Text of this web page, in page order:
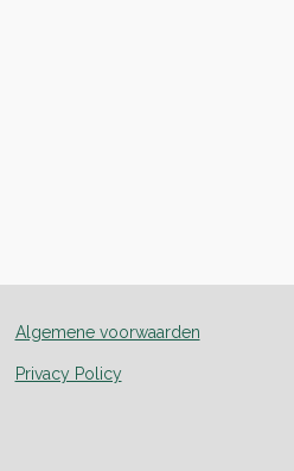
Algemene voorwaarden
Privacy Policy